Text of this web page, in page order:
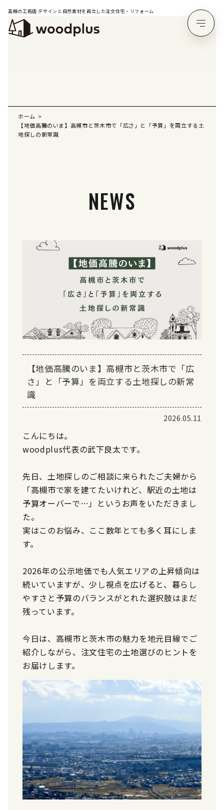
高槻の工務店 デザインと自然素材を両立した注文住宅・リフォーム
ホーム
【地価高騰のいま】高槻市と茨木市で「広さ」と「予算」を両立する土
地探しの新常識
NEWS
【地価高騰のいま】高槻市と茨木市で「広
さ」と「予算」を両立する土地探しの新常
識
2026.05.11
こんにちは。
woodplus代表の武下良太です。
先日、土地探しのご相談に来られたご夫婦から
「高槻市で家を建てたいけれど、駅近の土地は
予算オーバーで…」というお声をいただきまし
た。
実はこのお悩み、ここ数年とても多く耳にしま
す。
2026年の公示地価でも人気エリアの上昇傾向は
続いていますが、少し視点を広げると、暮らし
やすさと予算のバランスがとれた選択肢はまだ
残っています。
今日は、高槻市と茨木市の魅力を地元目線でご
紹介しながら、注文住宅の土地選びのヒントを
お届けします。